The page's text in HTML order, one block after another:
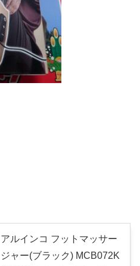
アルインコ フットマッサー
ジャー(ブラック) MCB072K